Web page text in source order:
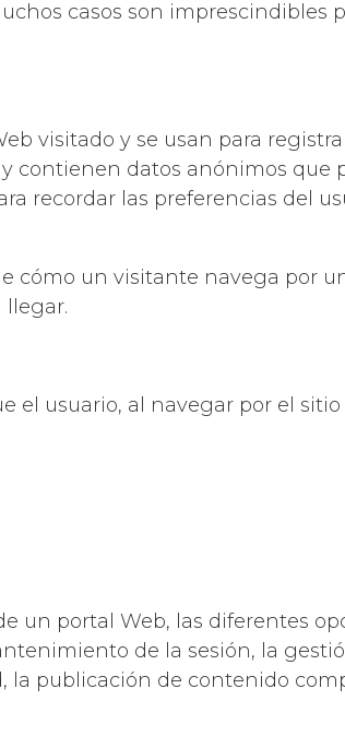
casos son imprescindibles
visitado y se usan para
contienen datos anónimos que
recordar las preferencias del
cómo un visitante navega por
llegar.
el usuario, al navegar por el sitio
un portal Web, las diferentes
de la sesión, la
la publicación de contenido